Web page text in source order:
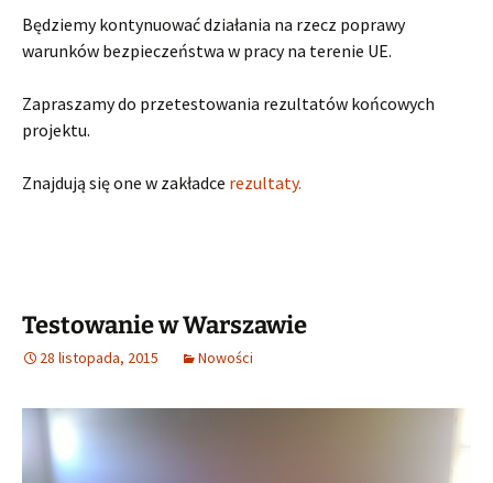
Będziemy kontynuować działania na rzecz poprawy
warunków bezpieczeństwa w pracy na terenie UE.
Zapraszamy do przetestowania rezultatów końcowych
projektu.
Znajdują się one w zakładce rezultaty.
Testowanie w Warszawie
28 listopada, 2015 Nowości